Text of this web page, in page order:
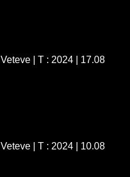
Veteve | T : 2024 | 17.08
Veteve | T : 2024 | 10.08